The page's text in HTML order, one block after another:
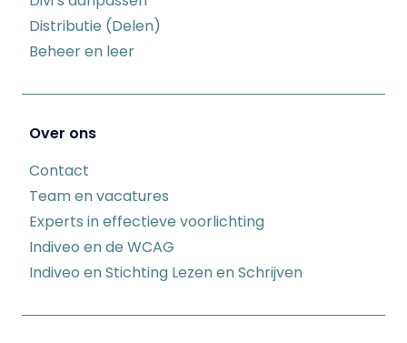
Distributie (Delen)
Beheer en leer
Over ons
Contact
Team en vacatures
Experts in effectieve voorlichting
Indiveo en de WCAG
Indiveo en Stichting Lezen en Schrijven